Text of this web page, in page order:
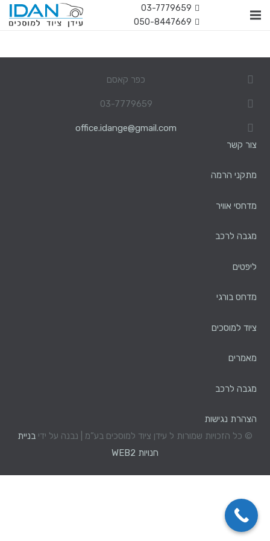
03-7779659
050-8447669
כפר קאסם
03-7779659
office.idange@gmail.com
צור קשר
מתקני הרמה
מדחסי אוויר
מגבה לרכב
ליפטים
מדחס בורגי
ציוד למוסכים
מאמרים
מגבה לרכב
הצהרת נגישות
© כל הזכויות שמורות ל עידן ציוד למוסכים בע”מ | נבנה על ידי בניית
חנויות WEB2